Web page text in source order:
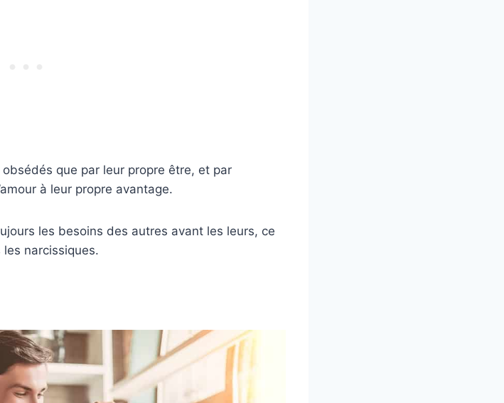
que par leur propre être, et par
à leur propre avantage.
les besoins des autres avant les leurs, ce
narcissiques.